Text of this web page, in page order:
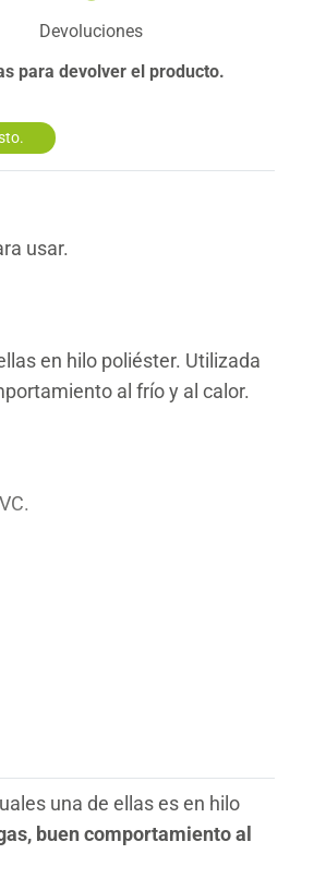
Devoluciones
para devolver el producto.
usar.
en hilo poliéster. Utilizada
al frío y al calor.
una de ellas es en hilo
buen comportamiento al